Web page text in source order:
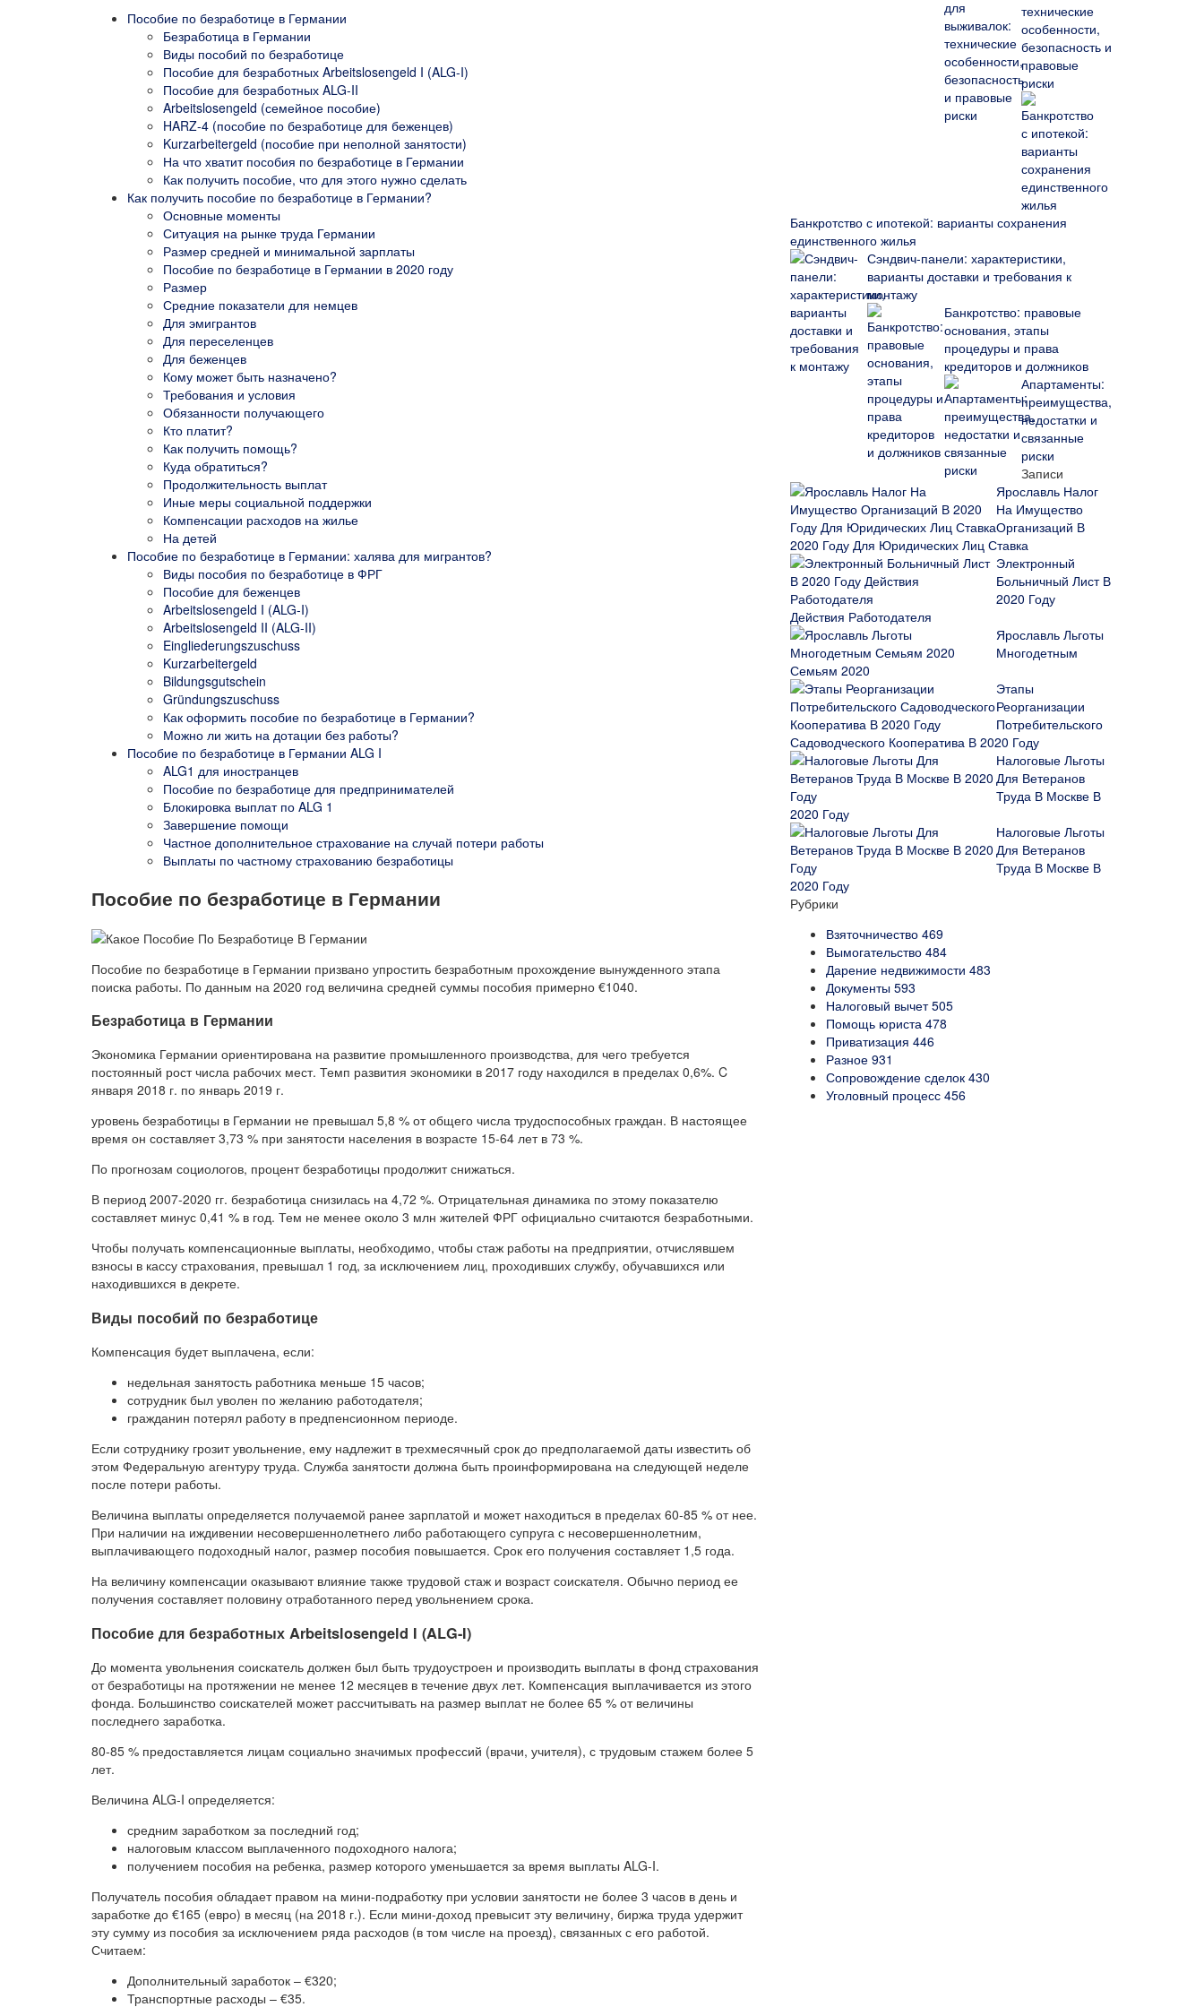
Пособие по безработице в Германии
Безработица в Германии
Виды пособий по безработице
Пособие для безработных Arbeitslosengeld I (ALG-I)
Пособие для безработных ALG-II
Arbeitslosengeld (семейное пособие)
HARZ-4 (пособие по безработице для беженцев)
Kurzarbeitergeld (пособие при неполной занятости)
На что хватит пособия по безработице в Германии
Как получить пособие, что для этого нужно сделать
Как получить пособие по безработице в Германии?
Основные моменты
Ситуация на рынке труда Германии
Размер средней и минимальной зарплаты
Пособие по безработице в Германии в 2020 году
Размер
Средние показатели для немцев
Для эмигрантов
Для переселенцев
Для беженцев
Кому может быть назначено?
Требования и условия
Обязанности получающего
Кто платит?
Как получить помощь?
Куда обратиться?
Продолжительность выплат
Иные меры социальной поддержки
Компенсации расходов на жилье
На детей
Пособие по безработице в Германии: халява для мигрантов?
Виды пособия по безработице в ФРГ
Пособие для беженцев
Arbeitslosengeld I (ALG-I)
Arbeitslosengeld II (ALG-II)
Eingliederungszuschuss
Kurzarbeitergeld
Bildungsgutschein
Gründungszuschuss
Как оформить пособие по безработице в Германии?
Можно ли жить на дотации без работы?
Пособие по безработице в Германии ALG I
ALG1 для иностранцев
Пособие по безработице для предпринимателей
Блокировка выплат по ALG 1
Завершение помощи
Частное дополнительное страхование на случай потери работы
Выплаты по частному страхованию безработицы
Пособие по безработице в Германии
Пособие по безработице в Германии призвано упростить безработным прохождение вынужденного этапа
поиска работы. По данным на 2020 год величина средней суммы пособия примерно €1040.
Безработица в Германии
Экономика Германии ориентирована на развитие промышленного производства, для чего требуется
постоянный рост числа рабочих мест. Темп развития экономики в 2017 году находился в пределах 0,6%. C
января 2018 г. по январь 2019 г.
уровень безработицы в Германии не превышал 5,8 % от общего числа трудоспособных граждан. В настоящее
время он составляет 3,73 % при занятости населения в возрасте 15-64 лет в 73 %.
По прогнозам социологов, процент безработицы продолжит снижаться.
В период 2007-2020 гг. безработица снизилась на 4,72 %. Отрицательная динамика по этому показателю
составляет минус 0,41 % в год. Тем не менее около 3 млн жителей ФРГ официально считаются безработными.
Чтобы получать компенсационные выплаты, необходимо, чтобы стаж работы на предприятии, отчислявшем
взносы в кассу страхования, превышал 1 год, за исключением лиц, проходивших службу, обучавшихся или
находившихся в декрете.
Виды пособий по безработице
Компенсация будет выплачена, если:
недельная занятость работника меньше 15 часов;
сотрудник был уволен по желанию работодателя;
гражданин потерял работу в предпенсионном периоде.
Если сотруднику грозит увольнение, ему надлежит в трехмесячный срок до предполагаемой даты известить об
этом Федеральную агентуру труда. Служба занятости должна быть проинформирована на следующей неделе
после потери работы.
Величина выплаты определяется получаемой ранее зарплатой и может находиться в пределах 60-85 % от нее.
При наличии на иждивении несовершеннолетнего либо работающего супруга с несовершеннолетним,
выплачивающего подоходный налог, размер пособия повышается. Срок его получения составляет 1,5 года.
На величину компенсации оказывают влияние также трудовой стаж и возраст соискателя. Обычно период ее
получения составляет половину отработанного перед увольнением срока.
Пособие для безработных Arbeitslosengeld I (ALG-I)
До момента увольнения соискатель должен был быть трудоустроен и производить выплаты в фонд страхования
от безработицы на протяжении не менее 12 месяцев в течение двух лет. Компенсация выплачивается из этого
фонда. Большинство соискателей может рассчитывать на размер выплат не более 65 % от величины
последнего заработка.
80-85 % предоставляется лицам социально значимых профессий (врачи, учителя), с трудовым стажем более 5
лет.
Величина ALG-I определяется:
средним заработком за последний год;
налоговым классом выплаченного подоходного налога;
получением пособия на ребенка, размер которого уменьшается за время выплаты ALG-I.
Получатель пособия обладает правом на мини-подработку при условии занятости не более 3 часов в день и
заработке до €165 (евро) в месяц (на 2018 г.). Если мини-доход превысит эту величину, биржа труда удержит
эту сумму из пособия за исключением ряда расходов (в том числе на проезд), связанных с его работой.
Считаем:
Дополнительный заработок – €320;
Транспортные расходы – €35.
технические
особенности,
безопасность и
правовые
риски
Банкротство с ипотекой: варианты сохранения
единственного жилья
Сэндвич-панели: характеристики,
варианты доставки и требования к
монтажу
Банкротство: правовые
основания, этапы
процедуры и права
кредиторов и должников
Апартаменты:
преимущества,
недостатки и
связанные
риски
Записи
Ярославль Налог
На Имущество
Организаций В
2020 Году Для Юридических Лиц Ставка
Электронный
Больничный Лист В
2020 Году
Действия Работодателя
Ярославль Льготы
Многодетным
Семьям 2020
Этапы
Реорганизации
Потребительского
Садоводческого Кооператива В 2020 Году
Налоговые Льготы
Для Ветеранов
Труда В Москве В
2020 Году
Налоговые Льготы
Для Ветеранов
Труда В Москве В
2020 Году
Рубрики
Взяточничество 469
Вымогательство 484
Дарение недвижимости 483
Документы 593
Налоговый вычет505
Помощь юриста 478
Приватизация 446
Разное 931
Сопровождение сделок 430
Уголовный процесс 456